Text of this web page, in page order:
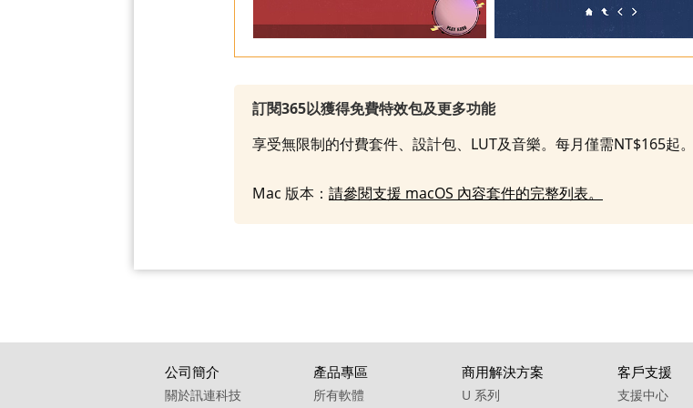
訂閱365以獲得免費特效包及更多功能
享受無限制的付費套件、設計包、LUT及音樂。每月僅需NT$165起。
Mac 版本： 請參閱支援 macOS 內容套件的完整列表。
公司簡介
關於訊連科技
產品專區
所有軟體
商用解決方案
U 系列
客戶支援
支援中心